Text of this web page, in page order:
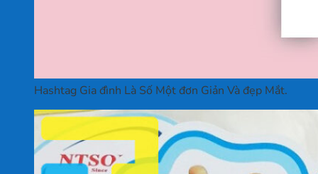
Hashtag Gia đình Là Số Một đơn Giản Và đẹp Mắt.